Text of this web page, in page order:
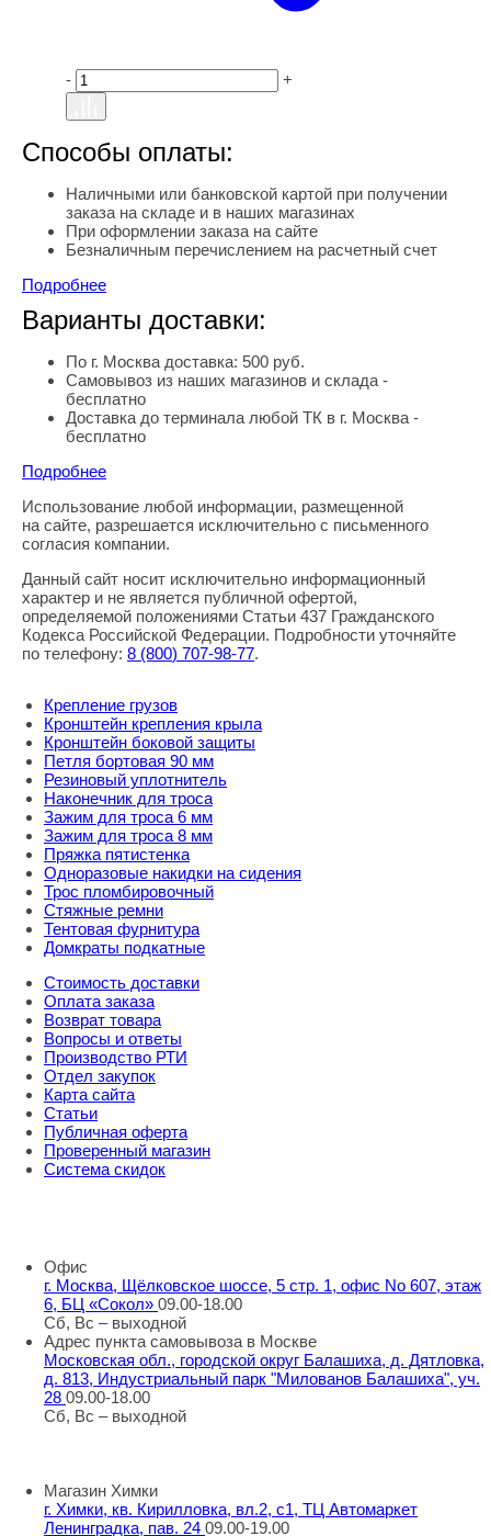
- +
Способы оплаты:
Наличными или банковской картой при получении
заказа на складе и в наших магазинах
При оформлении заказа на сайте
Безналичным перечислением на расчетный счет
Подробнее
Варианты доставки:
По г. Москва доставка: 500 руб.
Самовывоз из наших магазинов и склада -
бесплатно
Доставка до терминала любой ТК в г. Москва -
бесплатно
Подробнее
Правовая информация
Использование любой информации, размещенной
на сайте, разрешается исключительно с письменного
согласия компании.
Данный сайт носит исключительно информационный
характер и не является публичной офертой,
определяемой положениями Статьи 437 Гражданского
Кодекса Российской Федерации. Подробности уточняйте
по телефону: 8 (800) 707-98-77.
Крепление грузов
Кронштейн крепления крыла
Кронштейн боковой защиты
Петля бортовая 90 мм
Резиновый уплотнитель
Наконечник для троса
Зажим для троса 6 мм
Зажим для троса 8 мм
Пряжка пятистенка
Одноразовые накидки на сидения
Трос пломбировочный
Стяжные ремни
Тентовая фурнитура
Домкраты подкатные
Стоимость доставки
Оплата заказа
Возврат товара
Вопросы и ответы
Производство РТИ
Отдел закупок
Карта сайта
Статьи
Публичная оферта
Проверенный магазин
Система скидок
Офис
г. Москва, Щёлковское шоссе, 5 стр. 1, офис No 607, этаж
6, БЦ «Сокол» 09.00-18.00
Сб, Вс – выходной
Адрес пункта самовывоза в Москве
Московская обл., городской округ Балашиха, д. Дятловка,
д. 813, Индустриальный парк "Милованов Балашиха", уч.
28 09.00-18.00
Сб, Вс – выходной
Магазин Химки
г. Химки, кв. Кирилловка, вл.2, с1, ТЦ Автомаркет
Ленинградка, пав. 24 09.00-19.00